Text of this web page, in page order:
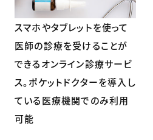
スマホやタブレットを使って
医師の診療を受けることが
できるオンライン診療サービ
ス。ポケットドクターを導入し
ている医療機関でのみ利用
可能